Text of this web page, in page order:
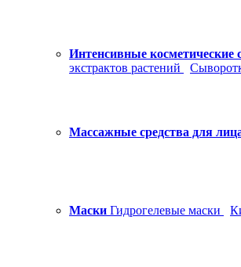
Интенсивные косметические
экстрактов растений
Массажные средства для
Маски Гидрогелевые маски